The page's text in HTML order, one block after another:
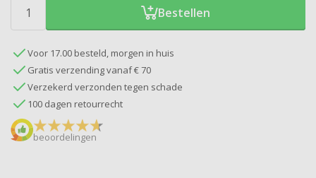
Bestellen
Voor 17.00 besteld, morgen in huis
Gratis verzending vanaf € 70
Verzekerd verzonden tegen schade
100 dagen retourrecht
beoordelingen